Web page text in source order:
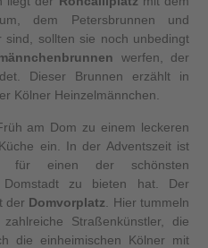
dem Petersbrunnen und
sollten sie noch unbedingt
werfen, der
Dieser Brunnen erzählt in
Kölner Heinzelmännchen.
am Dom zu einem leckeren
ein. In der Adventszeit ist
für einen der schönsten
Domstadt zu bieten hat. Der
der Domvorplatz . Hier tummeln
Straßenkünstler, die
die einheimischen Kölner mit